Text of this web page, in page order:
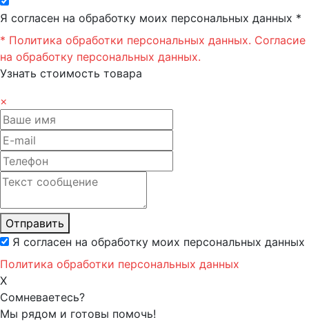
Я согласен на обработку моих персональных данных *
* Политика обработки персональных данных. Согласие
на обработку персональных данных.
Узнать стоимость товара
×
Отправить
Я согласен на обработку моих персональных данных
Политика обработки персональных данных
X
Сомневаетесь?
Мы рядом и готовы помочь!